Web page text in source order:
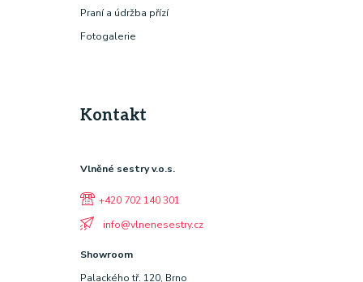
Praní a údržba přízí
Fotogalerie
Kontakt
Vlněné sestry v.o.s.
+420 702 140 301
info@vlnenesestry.cz
Showroom
Palackého tř. 120, Brno